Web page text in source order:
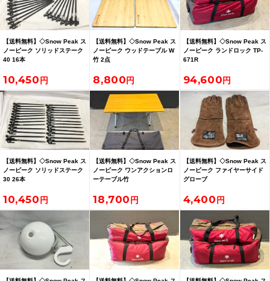
【送料無料】◇Snow Peak ス
ノーピーク ソリッドステーク
40 16本
10,450
【送料無料】◇Snow Peak ス
ノーピーク ウッドテーブル W
竹 2点
8,800
【送料無料】◇Snow Peak ス
ノーピーク ランドロック TP-
671R
94,600
【送料無料】◇Snow Peak ス
ノーピーク ソリッドステーク
30 26本
10,450
【送料無料】◇Snow Peak ス
ノーピーク ワンアクションロ
ーテーブル竹
18,700
【送料無料】◇Snow Peak ス
ノーピーク ファイヤーサイド
グローブ
4,400